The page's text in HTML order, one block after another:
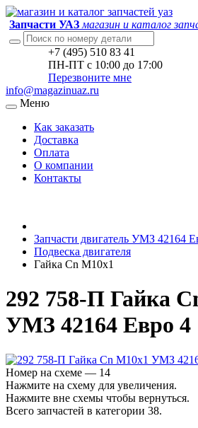
Запчасти УАЗ магазин и каталог
+7 (495) 510 83 41
ПН-ПТ с 10:00 до 17:00
Перезвоните мне
info@magazinuaz.ru
Меню
Как заказать
Доставка
Оплата
О компании
Контакты
Запчасти двигатель УМЗ 42164
Подвеска двигателя
Гайка Cn М10х1
292 758-П Гайка
УМЗ 42164 Евро 4
Номер на схеме — 14
Нажмите на схему для увеличения.
Нажмите вне схемы чтобы вернуться.
Всего запчастей в категории 38.